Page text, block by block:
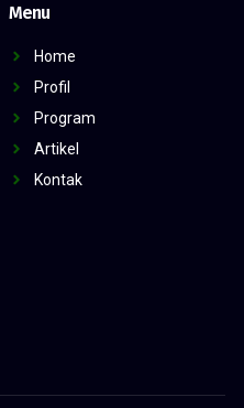
Menu
Home
Profil
Program
Artikel
Kontak